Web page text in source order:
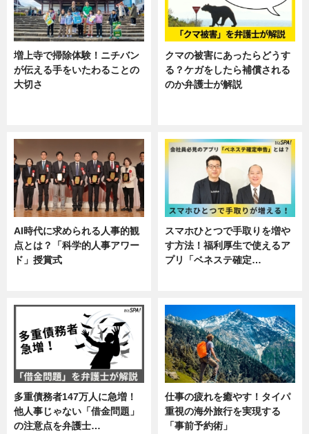
増上寺で掃除体験！ニチバン
が伝える手をいたわることの
大切さ
クマの被害にあったらどうす
る？ケガをしたら補償される
のか弁護士が解説
AI時代に求められる人事的観
点とは？「科学的人事アワー
ド」授賞式
スマホひとつで手取りを増や
す方法！福利厚生で使えるア
プリ「ベネステ確定…
多重債務者147万人に急増！
他人事じゃない「借金問題」
の注意点を弁護士…
仕事の疲れを癒やす！タイパ
重視の海外旅行を実現する
「事前予約術」